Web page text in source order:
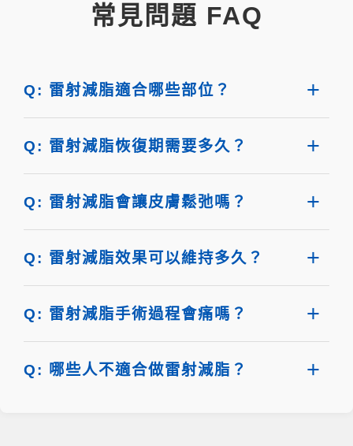
常見問題 FAQ
Q: 雷射減脂適合哪些部位？
Q: 雷射減脂恢復期需要多久？
Q: 雷射減脂會讓皮膚鬆弛嗎？
Q: 雷射減脂效果可以維持多久？
Q: 雷射減脂手術過程會痛嗎？
Q: 哪些人不適合做雷射減脂？